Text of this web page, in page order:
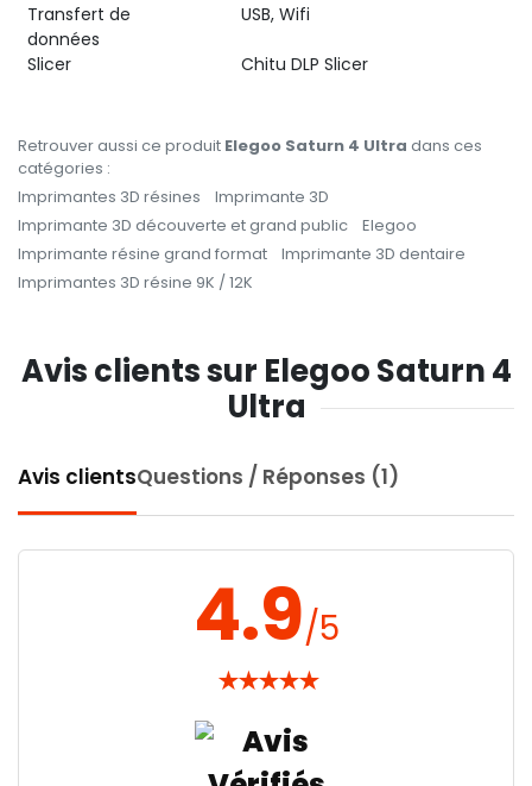
Transfert de
données
USB, Wifi
Slicer Chitu DLP Slicer
Retrouver aussi ce produit Elegoo Saturn 4 Ultra dans ces
catégories :
Imprimantes 3D résines
Imprimante 3D
Imprimante 3D découverte et grand public
Elegoo
Imprimante résine grand format
Imprimante 3D dentaire
Imprimantes 3D résine 9K / 12K
Avis clients sur Elegoo Saturn 4
Ultra
Avis clientsQuestions / Réponses (1)
4.9/5
★★★★★